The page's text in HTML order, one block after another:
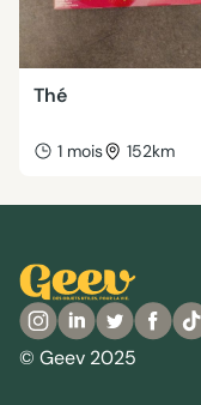
Thé
1 mois 152km
© Geev 2025